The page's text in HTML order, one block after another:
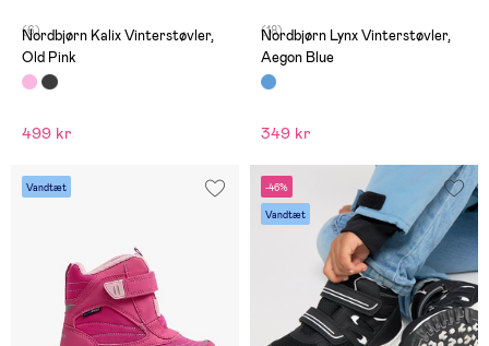
(6)
Nordbjørn Kalix Vinterstøvler,
Old Pink
499 kr
(18)
Nordbjørn Lynx Vinterstøvler,
Aegon Blue
349 kr
Vandtæt -46%
Vandtæt